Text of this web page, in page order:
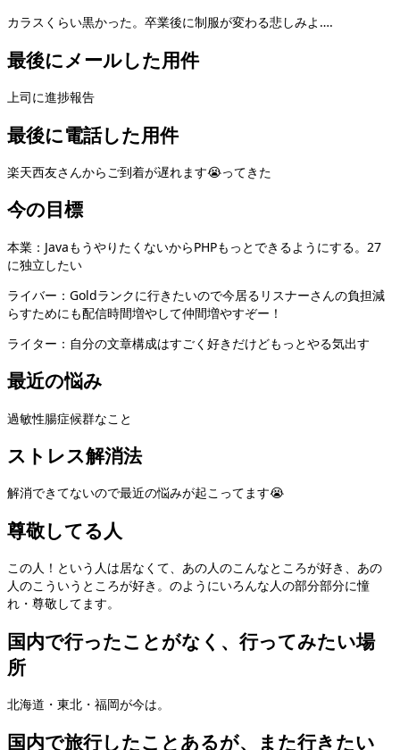
カラスくらい黒かった。卒業後に制服が変わる悲しみよ….
最後にメールした用件
上司に進捗報告
最後に電話した用件
楽天西友さんからご到着が遅れます😭ってきた
今の目標
本業：JavaもうやりたくないからPHPもっとできるようにする。27
に独立したい
ライバー：Goldランクに行きたいので今居るリスナーさんの負担減
らすためにも配信時間増やして仲間増やすぞー！
ライター：自分の文章構成はすごく好きだけどもっとやる気出す
最近の悩み
過敏性腸症候群なこと
ストレス解消法
解消できてないので最近の悩みが起こってます😭
尊敬してる人
この人！という人は居なくて、あの人のこんなところが好き、あの
人のこういうところが好き。のようにいろんな人の部分部分に憧
れ・尊敬してます。
国内で行ったことがなく、行ってみたい場
所
北海道・東北・福岡が今は。
国内で旅行したことあるが、また行きたい